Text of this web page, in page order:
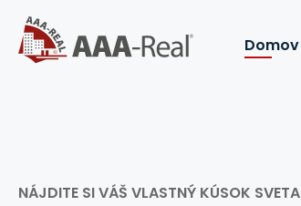
Domov
NÁJDITE SI VÁŠ VLASTNÝ KÚSOK SVETA